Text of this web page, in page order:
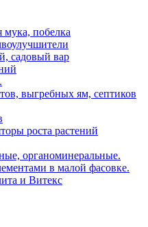
мука, побелка
садовый вар
выгребных ям, септиков
роста растений
органоминеральные.
в малой фасовке.
и Витекс